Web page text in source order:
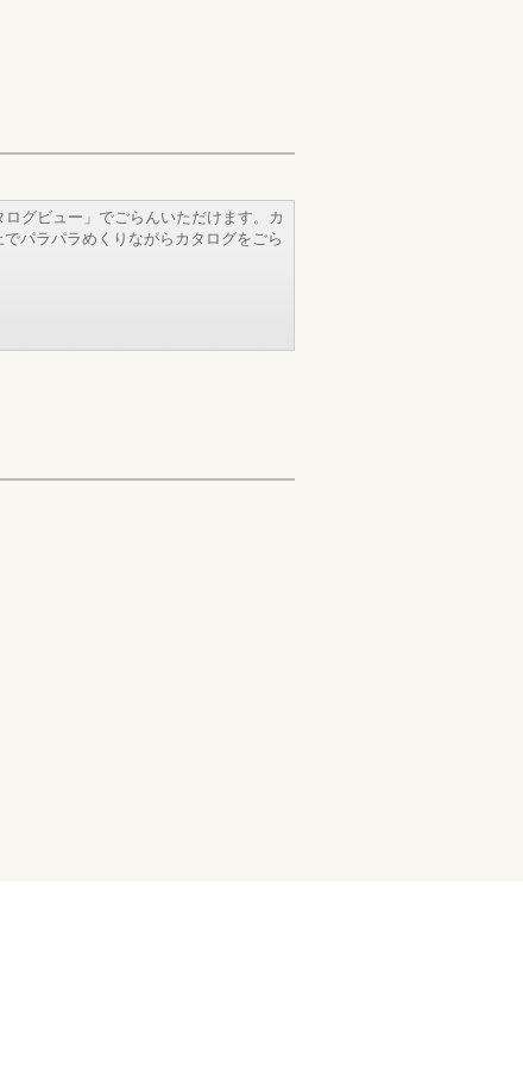
グビュー」でごらんいただけます。カ
パラパラめくりながらカタログをごら